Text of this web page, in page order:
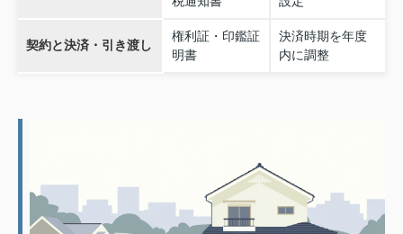
契約と決済・引き渡し
権利証・印鑑証
明書
決済時期を年度
内に調整